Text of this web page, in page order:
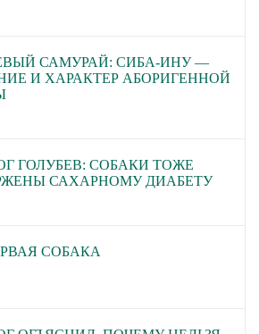
САМУРАЙ: СИБА-ИНУ —
И ХАРАКТЕР АБОРИГЕННОЙ
ГОЛУБЕВ: СОБАКИ ТОЖЕ
САХАРНОМУ ДИАБЕТУ
СОБАКА